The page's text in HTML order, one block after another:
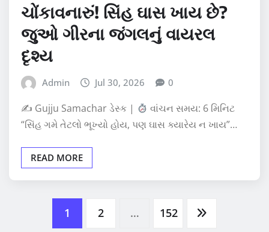
ચોંકાવનારું! સિંહ ઘાસ ખાય છે?
જુઓ ગીરના જંગલનું વાયરલ
દૃશ્ય
Admin Jul 30, 2026 0
✍ Gujju Samachar ડેસ્ક |
વાંચન સમય: 6 મિનિટ
“સિંહ ગમે તેટલો ભૂખ્યો હોય, પણ ઘાસ ક્યારેય ન ખાય”…
READ MORE
Posts
1 2 … 152